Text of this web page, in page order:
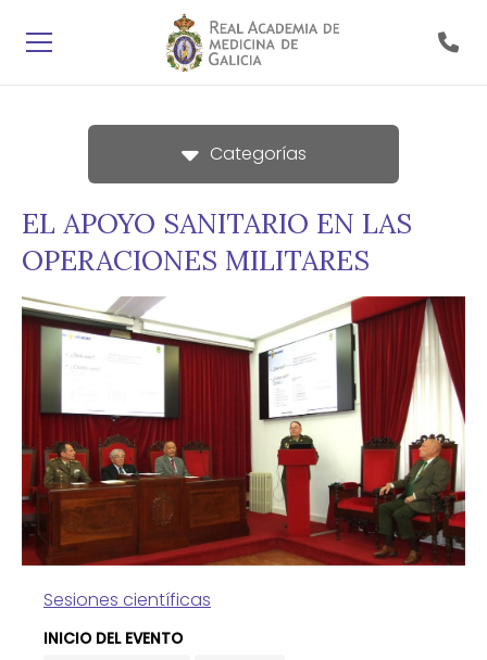
Categorías
EL APOYO SANITARIO EN LAS
OPERACIONES MILITARES
Sesiones científicas
INICIO DEL EVENTO